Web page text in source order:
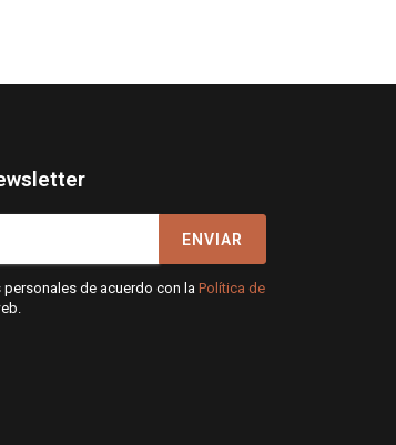
ENVIAR
de acuerdo con la Política de